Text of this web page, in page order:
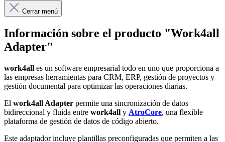
Cerrar menú
Información sobre el producto "Work4all
Adapter"
work4all es un software empresarial todo en uno que proporciona a
las empresas herramientas para CRM, ERP, gestión de proyectos y
gestión documental para optimizar las operaciones diarias.
El work4all Adapter permite una sincronización de datos
bidireccional y fluida entre work4all y AtroCore, una flexible
plataforma de gestión de datos de código abierto.
Este adaptador incluye plantillas preconfiguradas que permiten a las